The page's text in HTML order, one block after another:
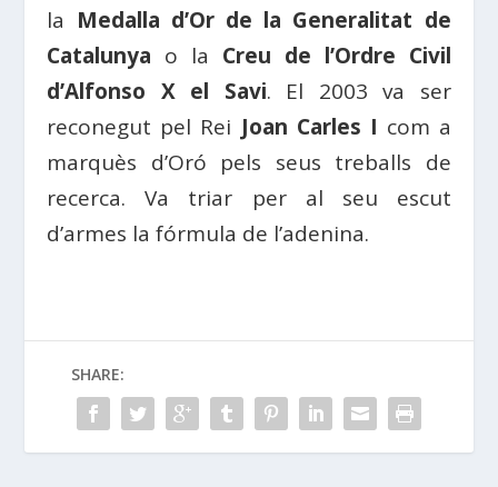
la Medalla d’Or de la Generalitat de
Catalunya o la Creu de l’Ordre Civil
d’Alfonso X el Savi. El 2003 va ser
reconegut pel Rei Joan Carles I com a
marquès d’Oró pels seus treballs de
recerca. Va triar per al seu escut
d’armes la fórmula de l’adenina.
SHARE: